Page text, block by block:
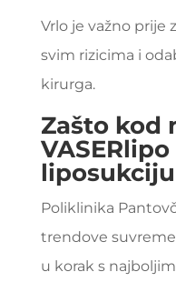
Vrlo je važno prije
svim rizicima i
kirurga.
Zašto kod
liposukciju
Poliklinika
trendove
u korak s